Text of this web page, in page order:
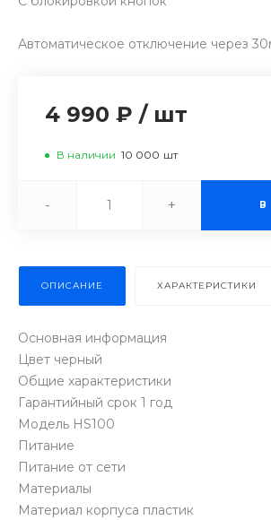
Автоматическое отключение через
4 990 ₽ / шт
В наличии 10 000 шт
- + В
ОПИСАНИЕ ХАРАКТЕРИСТИКИ
Основная информация
Цвет черный
Общие характеристики
Гарантийный срок 1 год
Модель HS100
Питание
Питание от сети
Материалы
Материал корпуса пластик